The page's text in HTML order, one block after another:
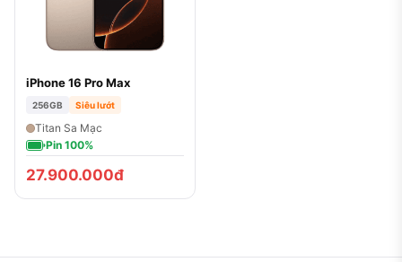
iPhone 16 Pro Max
256GB Siêu lướt
Titan Sa Mạc
Pin 100%
27.900.000đ